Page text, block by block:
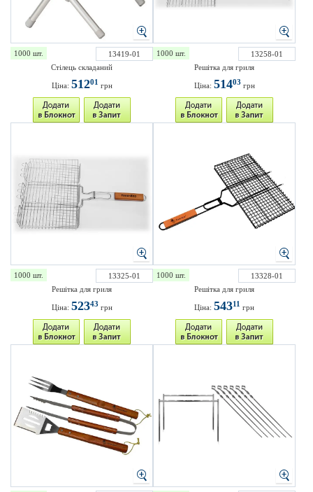
1000 шт.
13419-01
Стілець складаний
Ціна: 51201 грн
1000 шт.
13258-01
Решітка для гриля
Ціна: 51403 грн
1000 шт.
13325-01
Решітка для гриля
Ціна: 52343 грн
1000 шт.
13328-01
Решітка для гриля
Ціна: 54311 грн